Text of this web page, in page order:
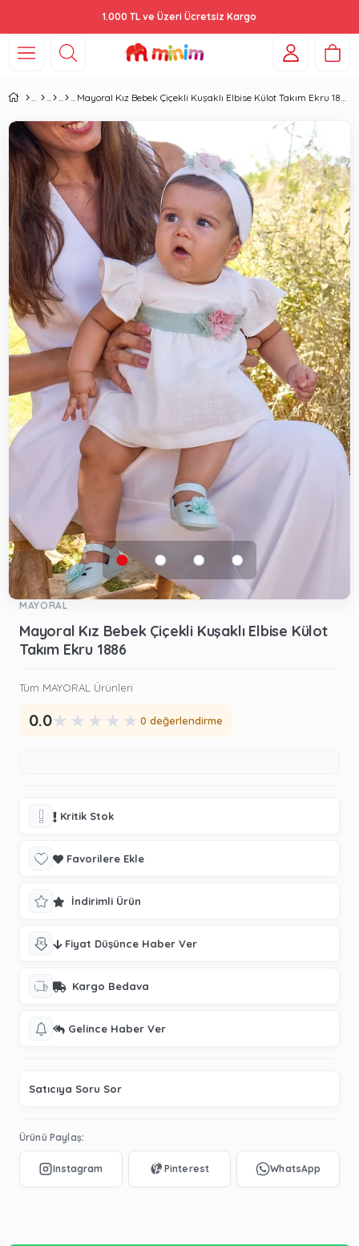
1.000 TL ve Üzeri Ücretsiz Kargo
Mayoral Kız Bebek Çiçekli Kuşaklı Elbise Külot Takım Ekru 1886
MAYORAL
Mayoral Kız Bebek Çiçekli Kuşaklı Elbise Külot
Takım Ekru 1886
Tüm MAYORAL Ürünleri
0.0★ ★ ★ ★ ★ 0 değerlendirme
Kritik Stok
Favorilere Ekle
İndirimli Ürün
Fiyat Düşünce Haber Ver
Kargo Bedava
Gelince Haber Ver
Satıcıya Soru Sor
Ürünü Paylaş: